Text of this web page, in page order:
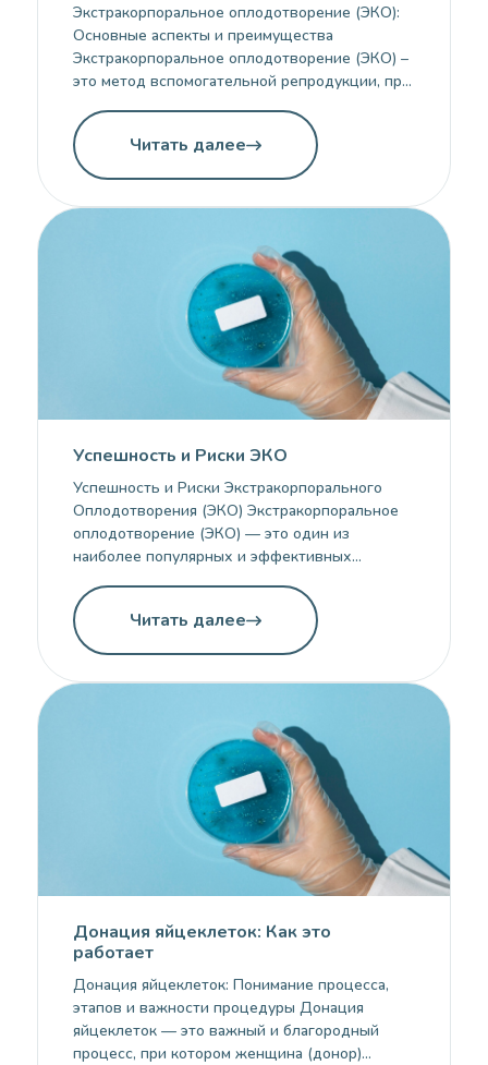
Экстракорпоральное оплодотворение (ЭКО):
Основные аспекты и преимущества
Экстракорпоральное оплодотворение (ЭКО) –
это метод вспомогательной репродукции, при
сперматозоидом происходит вне тела
женщины, в лабораторных условиях. ЭКО
применяется в случаях, когда естественное
из партнеров или других факторов. Этот
Читать далее
Успешность и Риски ЭКО
Успешность и Риски Экстракорпорального
Оплодотворения (ЭКО) Экстракорпоральное
оплодотворение (ЭКО) — это один из
наиболее популярных и эффективных
медицины, который помогает парам
справиться с бесплодием. С каждым годом
технология совершенствуется, и процент
с определёнными рисками. В этой статье мы
рассмотрим успешность ЭКО […]
Читать далее
Донация яйцеклеток: Как это
работает
Донация яйцеклеток: Понимание процесса,
этапов и важности процедуры Донация
яйцеклеток — это важный и благородный
процесс, при котором женщина (донор)